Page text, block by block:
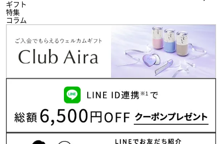
ギフト
特集
コラム